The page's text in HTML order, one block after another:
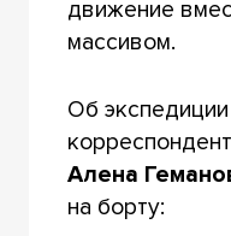
движение
массивом.
Об
Алена
на борту: